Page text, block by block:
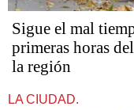
Sigue el mal
primeras horas
la región
LA CIUDAD.